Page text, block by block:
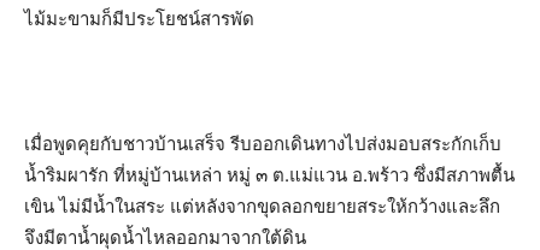
ไม้มะขามก็มีประโยชน์สารพัด
เมื่อพูดคุยกับชาวบ้านเสร็จ รีบออกเดินทางไปส่งมอบสระกักเก็บ
น้ำริมผารัก ที่หมู่บ้านเหล่า หมู่ ๓ ต.แม่แวน อ.พร้าว ซึ่งมีสภาพตื้น
เขิน ไม่มีน้ำในสระ แต่หลังจากขุดลอกขยายสระให้กว้างและลึก
จึงมีตาน้ำผุดน้ำไหลออกมาจากใต้ดิน